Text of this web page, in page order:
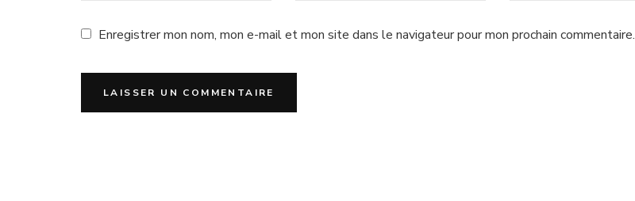
Enregistrer mon nom, mon e-mail et mon site dans le navigateur pour mon prochain commentaire.